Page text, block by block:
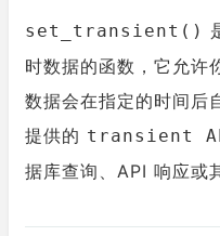
set_transient()
时数据的函数，它允许
数据会在指定的时间
提供的 transient
据库查询、API 响应或